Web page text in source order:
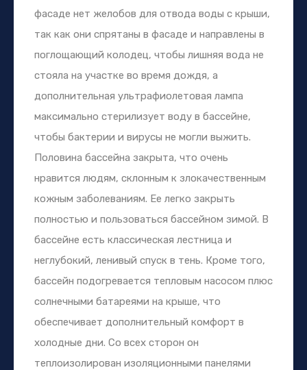
фасаде нет желобов для отвода воды с крыши,
так как они спрятаны в фасаде и направлены в
поглощающий колодец, чтобы лишняя вода не
стояла на участке во время дождя, а
дополнительная ультрафиолетовая лампа
максимально стерилизует воду в бассейне,
чтобы бактерии и вирусы не могли выжить.
Половина бассейна закрыта, что очень
нравится людям, склонным к злокачественным
кожным заболеваниям. Ее легко закрыть
полностью и пользоваться бассейном зимой. В
бассейне есть классическая лестница и
неглубокий, ленивый спуск в тень. Кроме того,
бассейн подогревается тепловым насосом плюс
солнечными батареями на крыше, что
обеспечивает дополнительный комфорт в
холодные дни. Со всех сторон он
теплоизолирован изоляционными панелями